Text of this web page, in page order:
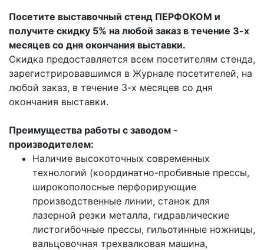
Посетите выставочный стенд ПЕРФОКОМ и
получите скидку 5% на любой заказ в течение 3-х
месяцев со дня окончания выставки.
Скидка предоставляется всем посетителям стенда,
зарегистрировавшимся в Журнале посетителей, на
любой заказ, в течение 3-х месяцев со дня
окончания выставки.
Преимущества работы с заводом -
производителем:
Наличие высокоточных современных
технологий (координатно-пробивные прессы,
широкополосные перфорирующие
производственные линии, станок для
лазерной резки металла, гидравлические
листогибочные прессы, гильотинные ножницы,
вальцовочная трехвалковая машина,